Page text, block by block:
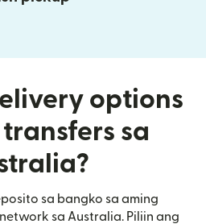
options
sa
sa bangko sa aming
sa Australia. Piliin ang